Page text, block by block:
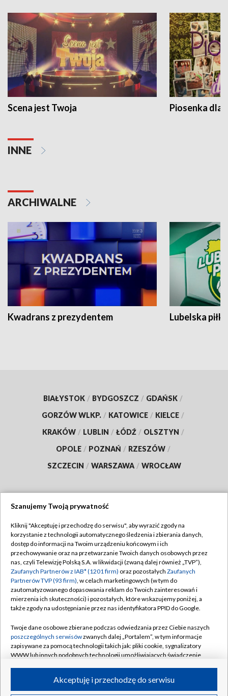
Scena jest Twoja Piosenka dla
INNE
ARCHIWALNE
Kwadrans z prezydentem Lubelska piłka
BIAŁYSTOK / BYDGOSZCZ / GDAŃSK /
GORZÓW WLKP. / KATOWICE / KIELCE /
KRAKÓW / LUBLIN / ŁÓDŹ / OLSZTYN /
OPOLE / POZNAŃ / RZESZÓW /
SZCZECIN / WARSZAWA / WROCŁAW
TVP
Abonament TVP
Emisja w TVP
Centrum informacji TVP
Naziemna Telewizja Cyfrowa
Rada Programowa
System NOS
Informacje o nadawcy
Program dla prasy
Regulamin TVP
Polityka prywatności
Moje zgody
Pomoc
Kontakt
Kanały
Szanujemy Twoją prywatność
Kliknij "Akceptuję i przechodzę do serwisu", aby wyrazić zgody na
korzystanie z technologii automatycznego śledzenia i zbierania danych,
dostęp do informacji na Twoim urządzeniu końcowym i ich
przechowywanie oraz na przetwarzanie Twoich danych osobowych przez
nas, czyli Telewizję Polską S.A. w likwidacji (zwaną dalej również „TVP”),
Zaufanych Partnerów z IAB* (1201 firm) oraz pozostałych Zaufanych
Partnerów TVP (93 firm), w celach marketingowych (w tym do
zautomatyzowanego dopasowania reklam do Twoich zainteresowań i
mierzenia ich skuteczności) i pozostałych, które wskazujemy poniżej, a
także zgody na udostępnianie przez nas identyfikatora PPID do Google.
Twoje dane osobowe zbierane podczas odwiedzania przez Ciebie naszych
poszczególnych serwisówzwanych dalej „Portalem”, w tym informacje
zapisywane za pomocą technologii takich jak: pliki cookie, sygnalizatory
WWW lub innych podobnych technologii umożliwiających świadczenie
ruchu w Internecie.Akceptuję i przechodzę do serwisu